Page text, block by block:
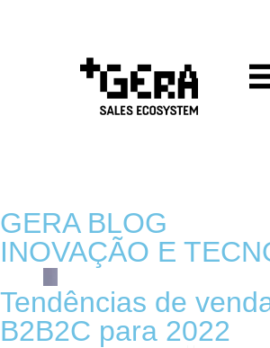
GERA BLOG
INOVAÇÃO E
Tendências de
B2B2C para 2022